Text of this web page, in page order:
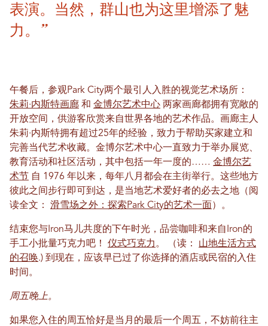
表演。当然，群山也为这里增添了魅
力。”
午餐后，参观Park City两个最引人入胜的视觉艺术场所：
朱莉·内斯特画廊 和 金博尔艺术中心 两家画廊都拥有宽敞的
开放空间，供游客欣赏来自世界各地的艺术作品。画廊主人
朱莉·内斯特拥有超过25年的经验，致力于帮助买家建立和
完善当代艺术收藏。金博尔艺术中心一直致力于举办展览、
教育活动和社区活动，其中包括一年一度的…… 金博尔艺
术节
自 1976 年以来，每年八月都会在主街举行。这些地方
彼此之间步行即可到达，是当地艺术爱好者的必去之地（阅
读全文： 滑雪场之外：探索Park City的艺术一面 ）。
结束您与Iron马儿共度的下午时光，品尝咖啡和来自Iron的
手工小批量巧克力吧！ 仪式巧克力。 （读： 山地生活方式
的召唤.) 到现在，应该早已过了你选择的酒店或民宿的入住
时间。
周五晚上。
如果您入住的周五恰好是当月的最后一个周五，不妨前往主